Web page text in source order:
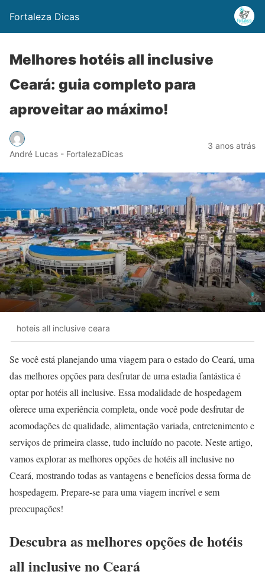
Fortaleza Dicas
Melhores hotéis all inclusive
Ceará: guia completo para
aproveitar ao máximo!
André Lucas - FortalezaDicas
3 anos atrás
hoteis all inclusive ceara
Se você está planejando uma viagem para o estado do Ceará, uma
das melhores opções para desfrutar de uma estadia fantástica é
optar por hotéis all inclusive. Essa modalidade de hospedagem
oferece uma experiência completa, onde você pode desfrutar de
acomodações de qualidade, alimentação variada, entretenimento e
serviços de primeira classe, tudo incluído no pacote. Neste artigo,
vamos explorar as melhores opções de hotéis all inclusive no
Ceará, mostrando todas as vantagens e benefícios dessa forma de
hospedagem. Prepare-se para uma viagem incrível e sem
preocupações!
Descubra as melhores opções de hotéis
all inclusive no Ceará